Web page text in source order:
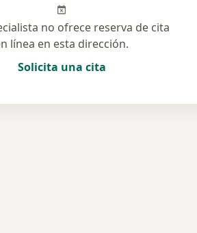
no ofrece reserva de cita
línea en esta dirección.
Solicita una cita